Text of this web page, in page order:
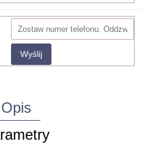
Wyślij
Opis